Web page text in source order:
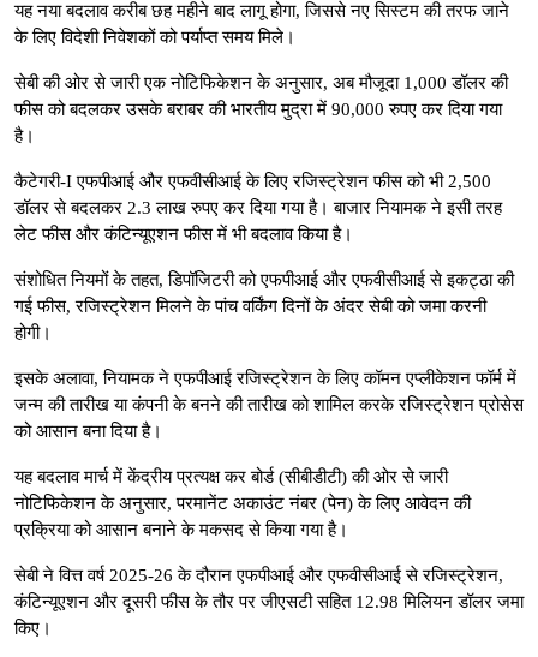
यह नया बदलाव करीब छह महीने बाद लागू होगा, जिससे नए सिस्टम की तरफ जाने
के लिए विदेशी निवेशकों को पर्याप्त समय मिले।
सेबी की ओर से जारी एक नोटिफिकेशन के अनुसार, अब मौजूदा 1,000 डॉलर की
फीस को बदलकर उसके बराबर की भारतीय मुद्रा में 90,000 रुपए कर दिया गया
है।
कैटेगरी-I एफपीआई और एफवीसीआई के लिए रजिस्ट्रेशन फीस को भी 2,500
डॉलर से बदलकर 2.3 लाख रुपए कर दिया गया है। बाजार नियामक ने इसी तरह
लेट फीस और कंटिन्यूएशन फीस में भी बदलाव किया है।
संशोधित नियमों के तहत, डिपॉजिटरी को एफपीआई और एफवीसीआई से इकट्ठा की
गई फीस, रजिस्ट्रेशन मिलने के पांच वर्किंग दिनों के अंदर सेबी को जमा करनी
होगी।
इसके अलावा, नियामक ने एफपीआई रजिस्ट्रेशन के लिए कॉमन एप्लीकेशन फॉर्म में
जन्म की तारीख या कंपनी के बनने की तारीख को शामिल करके रजिस्ट्रेशन प्रोसेस
को आसान बना दिया है।
यह बदलाव मार्च में केंद्रीय प्रत्यक्ष कर बोर्ड (सीबीडीटी) की ओर से जारी
नोटिफिकेशन के अनुसार, परमानेंट अकाउंट नंबर (पेन) के लिए आवेदन की
प्रक्रिया को आसान बनाने के मकसद से किया गया है।
सेबी ने वित्त वर्ष 2025-26 के दौरान एफपीआई और एफवीसीआई से रजिस्ट्रेशन,
कंटिन्यूएशन और दूसरी फीस के तौर पर जीएसटी सहित 12.98 मिलियन डॉलर जमा
किए।